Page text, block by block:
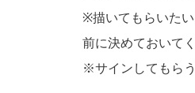
※描いてもらいた
前に決めておいて
※サインしてもら